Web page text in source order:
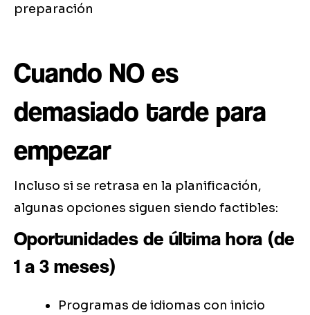
preparación
Cuando NO es
demasiado tarde para
empezar
Incluso si se retrasa en la planificación,
algunas opciones siguen siendo factibles:
Oportunidades de última hora (de
1 a 3 meses)
Programas de idiomas con inicio